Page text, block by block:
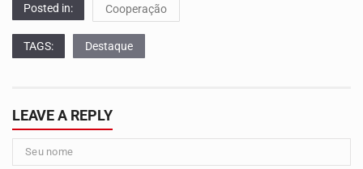
Posted in: Cooperação
TAGS: Destaque
LEAVE A REPLY